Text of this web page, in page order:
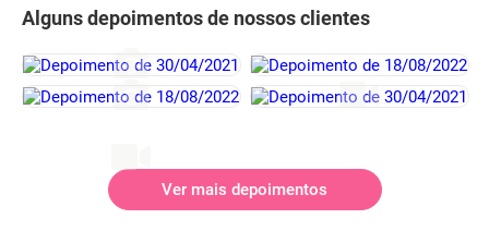
Alguns depoimentos de nossos clientes
Ver mais depoimentos